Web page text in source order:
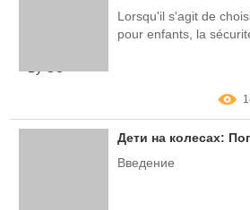
Lorsqu'il s'agit de
pour enfants, la
By CC
Введение